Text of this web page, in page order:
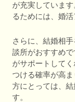
が充実していま
るためには、婚
さらに、結婚相
談所がおすすめ
がサポートして
つける確率が高
方にとっては、
す。